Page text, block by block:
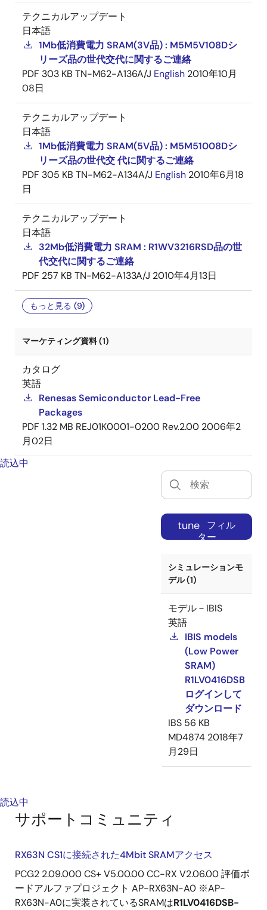
テクニカルアップデート
日本語
1Mb低消費電力 SRAM(3V品) : M5M5V108Dシ
リーズ品の世代交代に関するご連絡
PDF 303 KB TN-M62-A136A/J English 2010年10月
08日
テクニカルアップデート
日本語
1Mb低消費電力 SRAM(5V品) : M5M51008Dシ
リーズ品の世代交 代に関するご連絡
PDF 305 KB TN-M62-A134A/J English 2010年6月18
日
テクニカルアップデート
日本語
32Mb低消費電力 SRAM : R1WV3216RSD品の世
代交代に関するご連絡
PDF 257 KB TN-M62-A133A/J 2010年4月13日
もっと見る (9)
マーケティング資料 (1)
カタログ
英語
Renesas Semiconductor Lead-Free
Packages
PDF 1.32 MB REJ01K0001-0200 Rev.2.00 2006年2
月02日
読込中
tune
フィル
ター
シミュレーションモ
デル (1)
モデル－IBIS
英語
IBIS models
(Low Power
SRAM)
R1LV0416DSB
ログインして
ダウンロード
IBS 56 KB
MD4874 2018年7
月29日
読込中
サポートコミュニティ
RX63N CS1に接続された4Mbit SRAMアクセス
PCG2 2.09.000 CS+ V5.00.00 CC-RX V2.06.00 評価ボ
ードアルファプロジェクト AP-RX63N-A0 ※AP-
RX63N-A0に実装されているSRAMはR1LV0416DSB-